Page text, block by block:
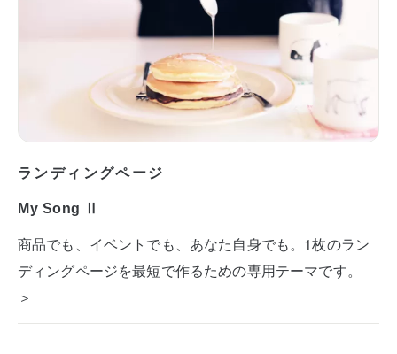
ランディングページ
My Song Ⅱ
商品でも、イベントでも、あなた自身でも。1枚のラン
ディングページを最短で作るための専用テーマです。
＞